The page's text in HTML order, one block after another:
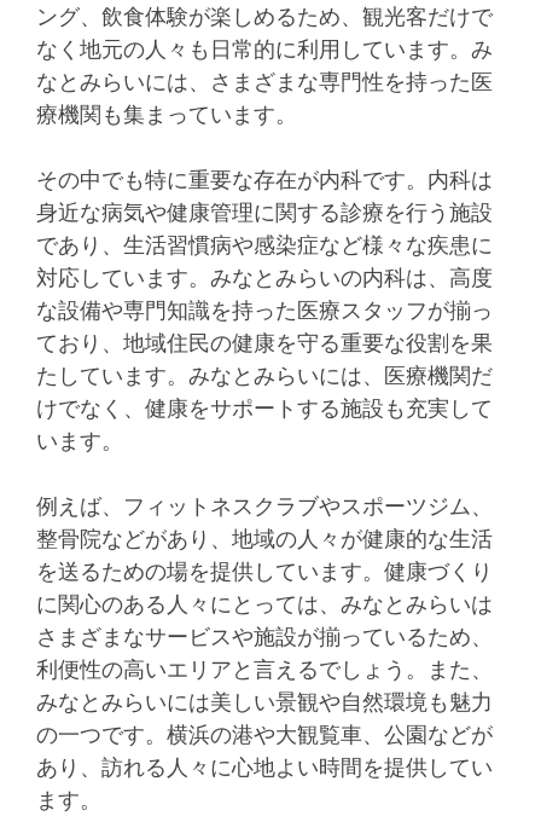
ング、飲食体験が楽しめるため、観光客だけで
なく地元の人々も日常的に利用しています。み
なとみらいには、さまざまな専門性を持った医
療機関も集まっています。
その中でも特に重要な存在が内科です。内科は
身近な病気や健康管理に関する診療を行う施設
であり、生活習慣病や感染症など様々な疾患に
対応しています。みなとみらいの内科は、高度
な設備や専門知識を持った医療スタッフが揃っ
ており、地域住民の健康を守る重要な役割を果
たしています。みなとみらいには、医療機関だ
けでなく、健康をサポートする施設も充実して
います。
例えば、フィットネスクラブやスポーツジム、
整骨院などがあり、地域の人々が健康的な生活
を送るための場を提供しています。健康づくり
に関心のある人々にとっては、みなとみらいは
さまざまなサービスや施設が揃っているため、
利便性の高いエリアと言えるでしょう。また、
みなとみらいには美しい景観や自然環境も魅力
の一つです。横浜の港や大観覧車、公園などが
あり、訪れる人々に心地よい時間を提供してい
ます。